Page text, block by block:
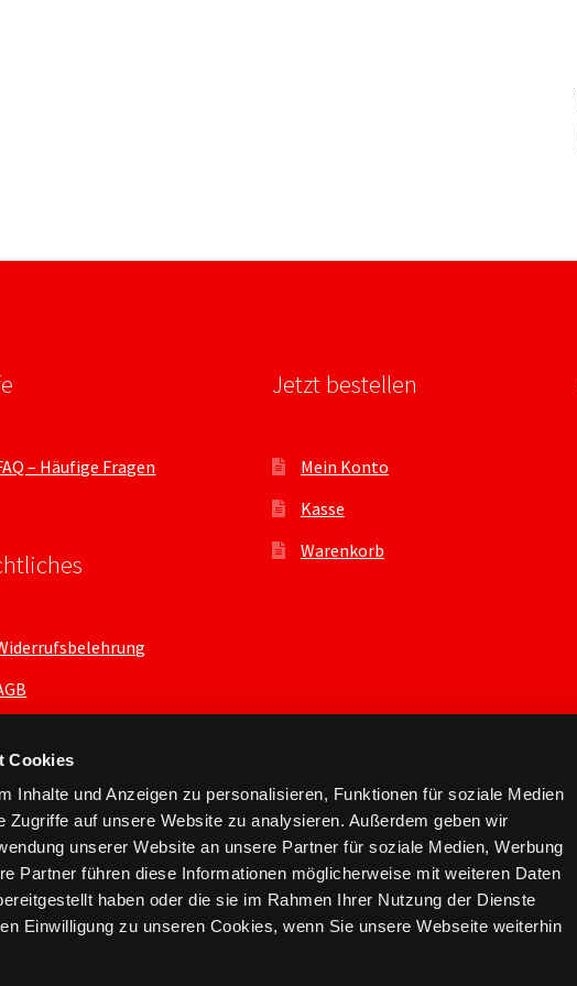
Cookies
Inhalte und Anzeigen zu personalisieren, Funktionen für soziale Medien
Zugriffe auf unsere Website zu analysieren. Außerdem geben wir
unserer Website an unsere Partner für soziale Medien, Werbung
Partner führen diese Informationen möglicherweise mit weiteren Daten
haben oder die sie im Rahmen Ihrer Nutzung der Dienste
Einwilligung zu unseren Cookies, wenn Sie unsere Webseite weiterhin
– Häufige Fragen
Jetzt bestellen
Mein Konto
Kasse
Warenkorb
2026